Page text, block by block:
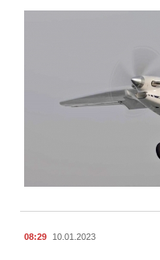
08:29 10.01.2023